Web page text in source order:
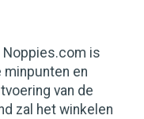
Noppies.com is
en
van de
zal het winkelen